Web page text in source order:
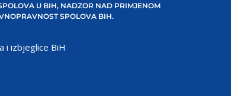
U BIH, NADZOR NAD PRIMJENOM
SPOLOVA BIH.
i izbjeglice BiH